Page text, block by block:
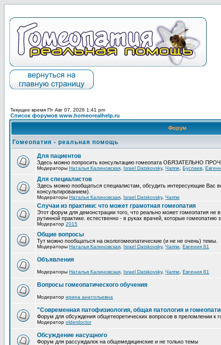
Текущее время Пт Авг 07, 2026 1:41 pm
Список форумов www.homeorealhelp.ru
Форум
Гомеопатия - реальная помощь
Для пациентов
Здесь можно попросить консультацию гомеопата ОБЯЗАТЕЛЬНО
Модераторы Наталья Калиновская Israel Datskovsky, Чаппи Буслаев
Для специалистов
Здесь можно пообщаться специалистам, обсудить интересующие Вас
консультированием).
Модераторы Наталья Калиновская Israel Datskovsky, Чаппи
Случаи из практики: что может грамотная гомеопатия
Этот форум для демонстрации того, что реально может гомеопатия не
рутинной практике. естественно - в руках врачей, которые гомеопатию
Модератор 2015
Общие вопросы
Тут можно пообщаться на окологомеопатические (и не не очень) темы.
Модераторы Наталья Калиновская Israel Datskovsky, Чаппи Евгения 81
Объявления
Модераторы Наталья Калиновская Israel Datskovsky, Чаппи Евгения 81
Вопросы гомеопатического обучения
Модератор ирина анатольевна
"Современная патофизиология, общая патология и
Форум для обсуждения общетеоретических вопросов в преломлении к
Модератор olderdoctor
Обсуждение насущного
Форум для рассуждалок на общемедицинские и не только темы